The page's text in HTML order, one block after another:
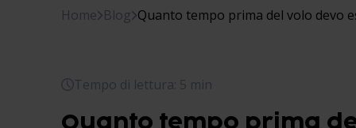
Home Blog Quanto tempo prima del volo devo
Tempo di lettura: 5 min
Quanto tempo prima